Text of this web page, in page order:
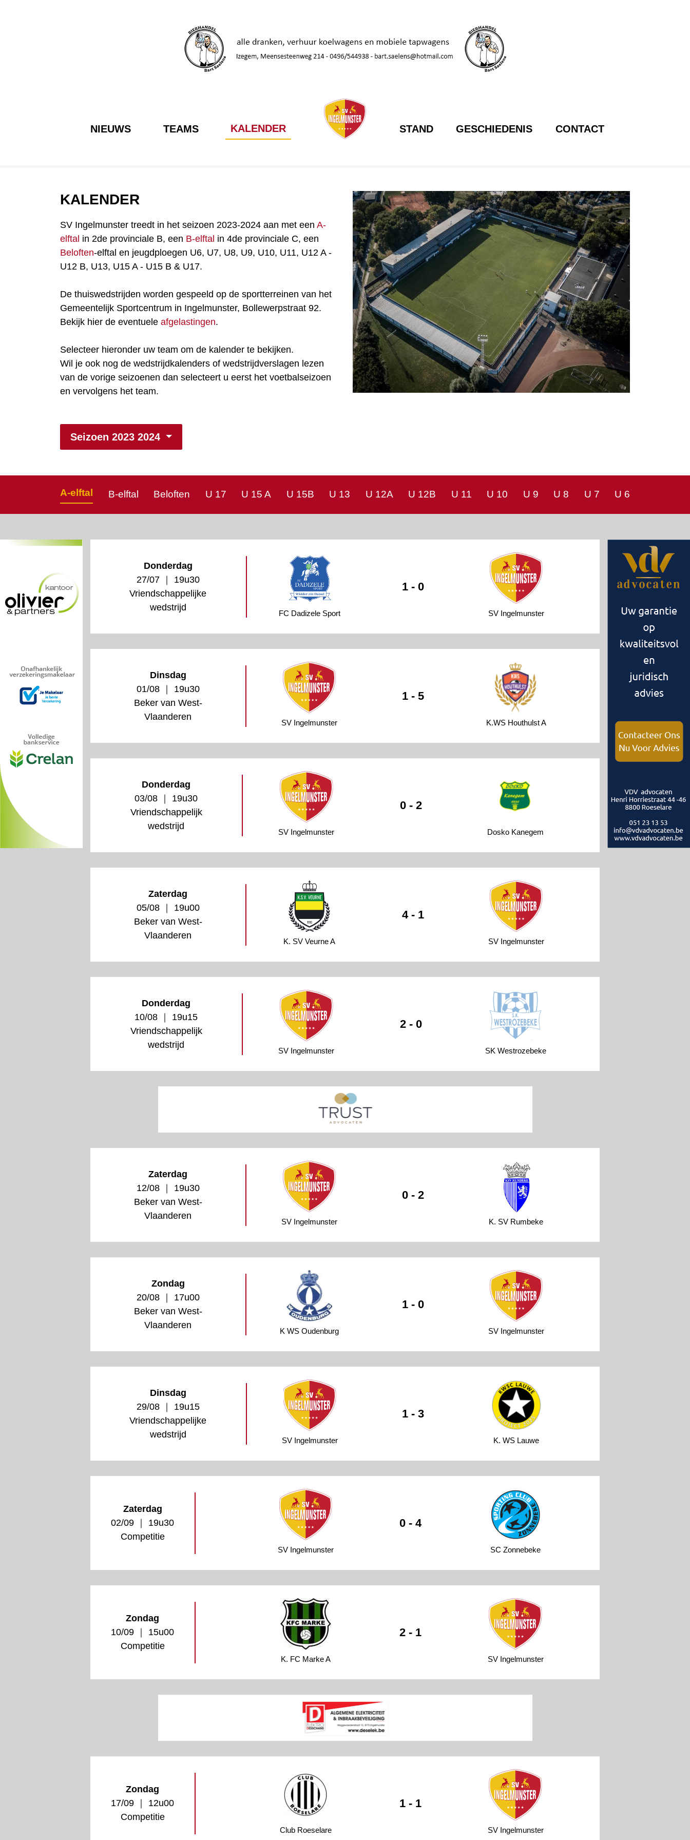
NIEUWS TEAMS KALENDER STAND GESCHIEDENIS CONTACT
KALENDER
SV Ingelmunster treedt in het seizoen 2023-2024 aan met een A-
elftal in 2de provinciale B, een B-elftal in 4de provinciale C, een
Beloften-elftal en jeugdploegen U6, U7, U8, U9, U10, U11, U12 A -
U12 B, U13, U15 A - U15 B & U17.
De thuiswedstrijden worden gespeeld op de sportterreinen van het
Gemeentelijk Sportcentrum in Ingelmunster, Bollewerpstraat 92.
Bekijk hier de eventuele afgelastingen.
Selecteer hieronder uw team om de kalender te bekijken.
Wil je ook nog de wedstrijdkalenders of wedstrijdverslagen lezen
van de vorige seizoenen dan selecteert u eerst het voetbalseizoen
en vervolgens het team.
Seizoen 2023 2024
A-elftal B-elftal Beloften U 17 U 15 A U 15B U 13 U 12A U 12B U 11 U 10 U 9 U 8 U 7 U 6
Donderdag
27/07 ｜ 19u30
Vriendschappelijke
wedstrijd
FC Dadizele Sport
1 - 0
SV Ingelmunster
Dinsdag
01/08 ｜ 19u30
Beker van West-
Vlaanderen
SV Ingelmunster
1 - 5
K.WS Houthulst A
Donderdag
03/08 ｜ 19u30
Vriendschappelijk
wedstrijd
SV Ingelmunster
0 - 2
Dosko Kanegem
Zaterdag
05/08 ｜ 19u00
Beker van West-
Vlaanderen
K. SV Veurne A
4 - 1
SV Ingelmunster
Donderdag
10/08 ｜ 19u15
Vriendschappelijk
wedstrijd
SV Ingelmunster
2 - 0
SK Westrozebeke
Zaterdag
12/08 ｜ 19u30
Beker van West-
Vlaanderen
SV Ingelmunster
0 - 2
K. SV Rumbeke
Zondag
20/08 ｜ 17u00
Beker van West-
Vlaanderen
K WS Oudenburg
1 - 0
SV Ingelmunster
Dinsdag
29/08 ｜ 19u15
Vriendschappelijke
wedstrijd
SV Ingelmunster
1 - 3
K. WS Lauwe
Zaterdag
02/09 ｜ 19u30
Competitie
SV Ingelmunster
0 - 4
SC Zonnebeke
Zondag
10/09 ｜ 15u00
Competitie
K. FC Marke A
2 - 1
SV Ingelmunster
Zondag
17/09 ｜ 12u00
Competitie
Club Roeselare
1 - 1
SV Ingelmunster